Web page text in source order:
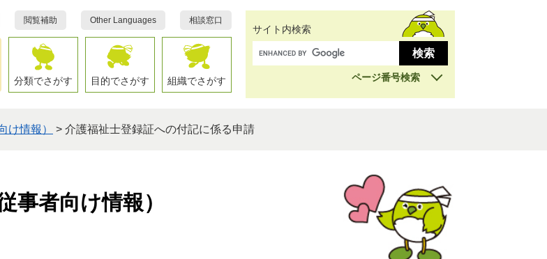
閲覧補助 Other Languages 相談窓口
分類でさがす 目的でさがす 組織でさがす
サイト内検索
ページ番号検索
け情報） > 介護福祉士登録証への付記に係る申請
事者向け情報）